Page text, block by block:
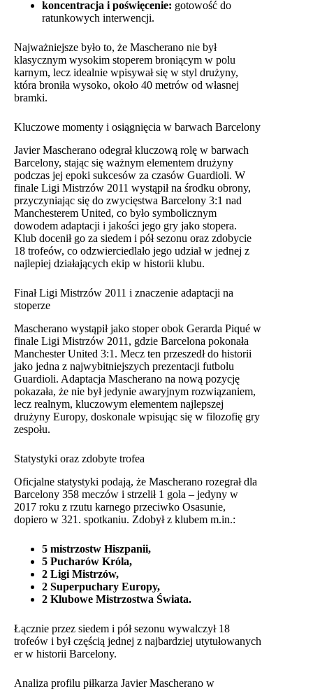
koncentracja i poświęcenie: gotowość do
ratunkowych interwencji.
Najważniejsze było to, że Mascherano nie był
klasycznym wysokim stoperem broniącym w polu
karnym, lecz idealnie wpisywał się w styl drużyny,
która broniła wysoko, około 40 metrów od własnej
bramki.
Kluczowe momenty i osiągnięcia w barwach Barcelony
Javier Mascherano odegrał kluczową rolę w barwach
Barcelony, stając się ważnym elementem drużyny
podczas jej epoki sukcesów za czasów Guardioli. W
finale Ligi Mistrzów 2011 wystąpił na środku obrony,
przyczyniając się do zwycięstwa Barcelony 3:1 nad
Manchesterem United, co było symbolicznym
dowodem adaptacji i jakości jego gry jako stopera.
Klub docenił go za siedem i pół sezonu oraz zdobycie
18 trofeów, co odzwierciedlało jego udział w jednej z
najlepiej działających ekip w historii klubu.
Finał Ligi Mistrzów 2011 i znaczenie adaptacji na
stoperze
Mascherano wystąpił jako stoper obok Gerarda Piqué w
finale Ligi Mistrzów 2011, gdzie Barcelona pokonała
Manchester United 3:1. Mecz ten przeszedł do historii
jako jedna z najwybitniejszych prezentacji futbolu
Guardioli. Adaptacja Mascherano na nową pozycję
pokazała, że nie był jedynie awaryjnym rozwiązaniem,
lecz realnym, kluczowym elementem najlepszej
drużyny Europy, doskonale wpisując się w filozofię gry
zespołu.
Statystyki oraz zdobyte trofea
Oficjalne statystyki podają, że Mascherano rozegrał dla
Barcelony 358 meczów i strzelił 1 gola – jedyny w
2017 roku z rzutu karnego przeciwko Osasunie,
dopiero w 321. spotkaniu. Zdobył z klubem m.in.:
5 mistrzostw Hiszpanii,
5 Pucharów Króla,
2 Ligi Mistrzów,
2 Superpuchary Europy,
2 Klubowe Mistrzostwa Świata.
Łącznie przez siedem i pół sezonu wywalczył 18
trofeów i był częścią jednej z najbardziej utytułowanych
er w historii Barcelony.
Analiza profilu piłkarza Javier Mascherano w